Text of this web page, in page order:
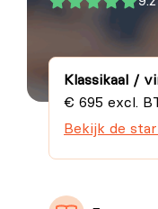
Klassikaal /
€ 695 excl.
Bekijk de